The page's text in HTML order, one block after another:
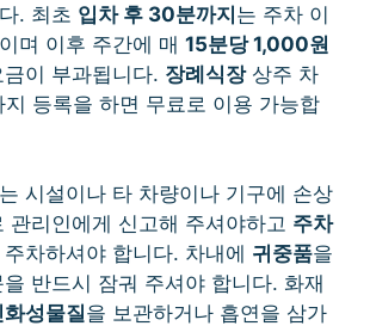
. 최초 입차 후 30분까지는 주차 이
이며 이후 주간에 매 15분당 1,000원
이 부과됩니다. 장례식장상주 차
등록을 하면 무료로 이용 가능합
시설이나 타 차량이나 기구에 손상
관리인에게 신고해 주셔야하고 주차
차하셔야 합니다. 차내에 귀중품을
반드시 잠궈 주셔야 합니다. 화재
화성물질을 보관하거나 흡연을 삼가